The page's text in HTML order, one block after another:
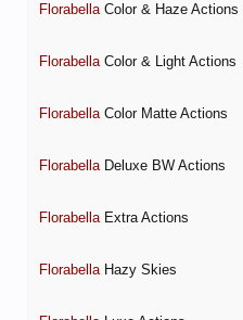
Florabella Color & Haze Actions
Florabella Color & Light Actions
Florabella Color Matte Actions
Florabella Deluxe BW Actions
Florabella Extra Actions
Florabella Hazy Skies